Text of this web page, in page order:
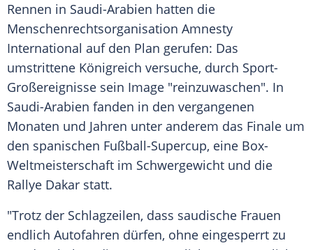
Rennen in Saudi-Arabien hatten die
Menschenrechtsorganisation Amnesty
International auf den Plan gerufen: Das
umstrittene Königreich versuche, durch Sport-
Großereignisse sein Image "reinzuwaschen". In
Saudi-Arabien fanden in den vergangenen
Monaten und Jahren unter anderem das Finale um
den spanischen Fußball-Supercup, eine Box-
Weltmeisterschaft im Schwergewicht und die
Rallye Dakar statt.
"Trotz der Schlagzeilen, dass saudische Frauen
endlich Autofahren dürfen, ohne eingesperrt zu